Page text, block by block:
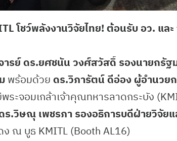
โชว์พลังงานวิจัยไทย! ต้อนรับ อว. แล
ารย์ ดร.ยศชนัน วงศ์สวัสดิ์ รองนายกรั
พร้อมด้วยดร.วิภารัตน์ ดีอ่อง ผู้อำนวย
พระจอมเกล้าเจ้าคุณทหารลาดกระบัง
ร.วิษณุ เพชรภา รองอธิการบดีฝ่ายวิจัย
ณ บูธ KMITL (Booth AL16)